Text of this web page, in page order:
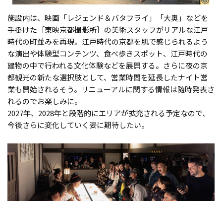
施設内は、映画「レジェンド＆バタフライ」「大奥」などを
手掛けた［東映京都撮影所］の美術スタッフがリアルな江戸
時代の町並みを再現。江戸時代の京都を肌で感じられるよう
な演出や体験型コンテンツ、食べ歩きスポット、江戸時代の
建物の中で行われる文化体験などを展開する。さらに夜の京
都観光の新たな選択肢として、営業時間を延長したナイト営
業も開始されるそう。リニューアルに関する情報は随時発表さ
れるのでお楽しみに。
2027年、2028年と段階的にエリアが拡充される予定なので、
今後さらに変化していく姿に期待したい。